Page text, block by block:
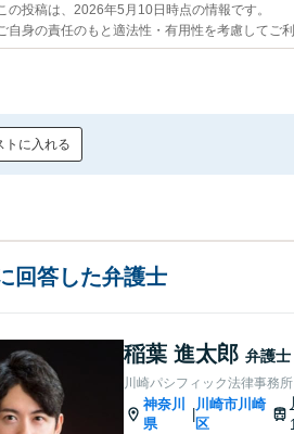
この投稿は、2026年5月10日時点の情報です。
ご自身の責任のもと適法性・有用性を考慮してご
トに入れる
回答した弁護士
稲葉 進太郎 弁護士
川崎パシフィック法律事務所
神奈川
県
|
川崎市川崎
区